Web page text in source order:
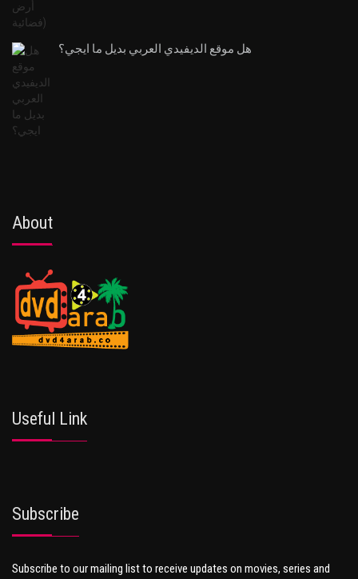
هل موقع الديفيدي العربي بديل ما ايجي؟
About
Useful Link
Subscribe
Subscribe to our mailing list to receive updates on movies, series and